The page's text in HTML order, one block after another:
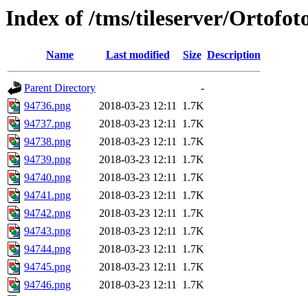
Index of /tms/tileserver/
Name Last modified Size Description
Parent Directory
-
94736.png
2018-03-23 12:11 1.7K
94737.png
2018-03-23 12:11 1.7K
94738.png
2018-03-23 12:11 1.7K
94739.png
2018-03-23 12:11 1.7K
94740.png
2018-03-23 12:11 1.7K
94741.png
2018-03-23 12:11 1.7K
94742.png
2018-03-23 12:11 1.7K
94743.png
2018-03-23 12:11 1.7K
94744.png
2018-03-23 12:11 1.7K
94745.png
2018-03-23 12:11 1.7K
94746.png
2018-03-23 12:11 1.7K